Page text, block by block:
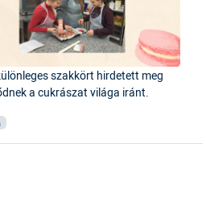
szakkört hirdetett meg
a cukrászat világa iránt.